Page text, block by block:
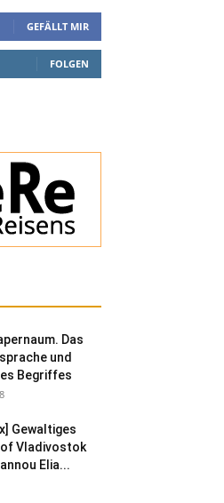
GEFÄLLT MIR
FOLGEN
Das
und
Begriffes
Gewaltiges
Vladivostok
Elia...